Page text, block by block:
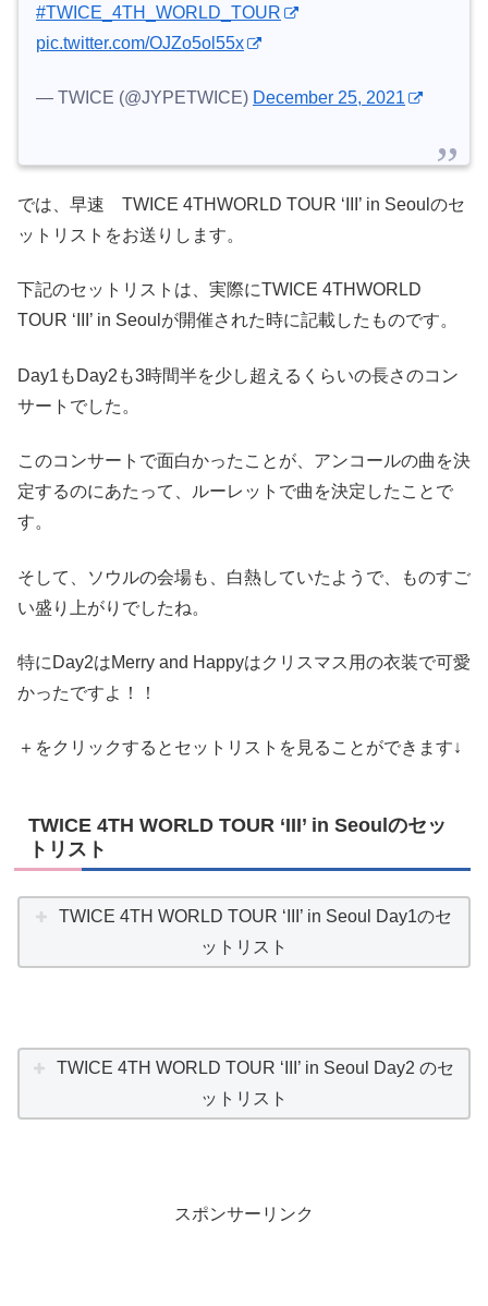
#TWICE_4TH_WORLD_TOUR
pic.twitter.com/OJZo5ol55x
— TWICE (@JYPETWICE) December 25, 2021
では、早速 TWICE 4THWORLD TOUR ‘III’ in Seoulのセ
ットリストをお送りします。
下記のセットリストは、実際にTWICE 4THWORLD
TOUR ‘III’ in Seoulが開催された時に記載したものです。
Day1もDay2も3時間半を少し超えるくらいの長さのコン
サートでした。
このコンサートで面白かったことが、アンコールの曲を決
定するのにあたって、ルーレットで曲を決定したことで
す。
そして、ソウルの会場も、白熱していたようで、ものすご
い盛り上がりでしたね。
特にDay2はMerry and Happyはクリスマス用の衣装で可愛
かったですよ！！
＋をクリックするとセットリストを見ることができます↓
TWICE 4TH WORLD TOUR ‘III’ in Seoulのセッ
トリスト
TWICE 4TH WORLD TOUR ‘III’ in Seoul Day1のセ
ットリスト
TWICE 4TH WORLD TOUR ‘III’ in Seoul Day2 のセ
ットリスト
スポンサーリンク